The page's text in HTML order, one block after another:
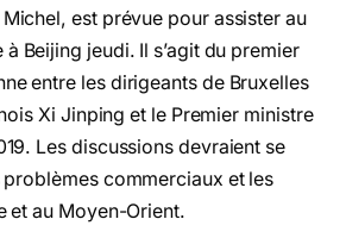
est prévue pour assister au
Beijing jeudi. Il s’agit du premier
entre les dirigeants de Bruxelles
Xi Jinping et le Premier ministre
Les discussions devraient se
commerciaux et les
et au Moyen-Orient.